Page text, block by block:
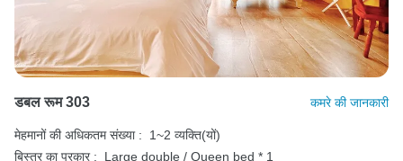
डबल रूम 303 कमरे की जानकारी
मेहमानों की अधिकतम संख्या :
1~2 व्यक्ति(यों)
बिस्तर का प्रकार :
Large double / Queen bed * 1